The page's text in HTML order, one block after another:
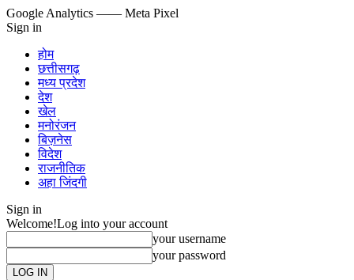
Google Analytics —— Meta Pixel
Sign in
होम
छत्तीसगढ़
मध्य प्रदेश
देश
खेल
मनोरंजन
बिज़नेस
विदेश
राजनीतिक
अहा जिंदगी
Sign in
Welcome!Log into your account
your username
your password